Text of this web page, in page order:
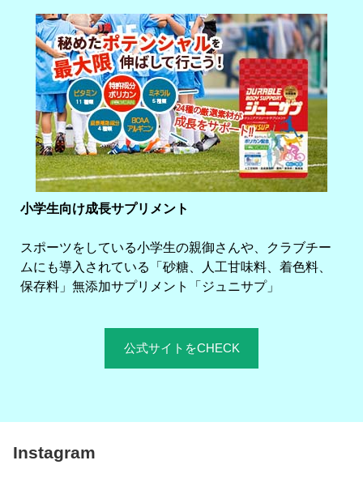
小学生向け成長サプリメント
スポーツをしている小学生の親御さんや、クラブチー
ムにも導入されている「砂糖、人工甘味料、着色料、
保存料」無添加サプリメント「ジュニサプ」
公式サイトをCHECK
Instagram